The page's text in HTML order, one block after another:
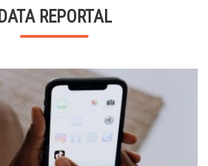
DATA REPORTAL